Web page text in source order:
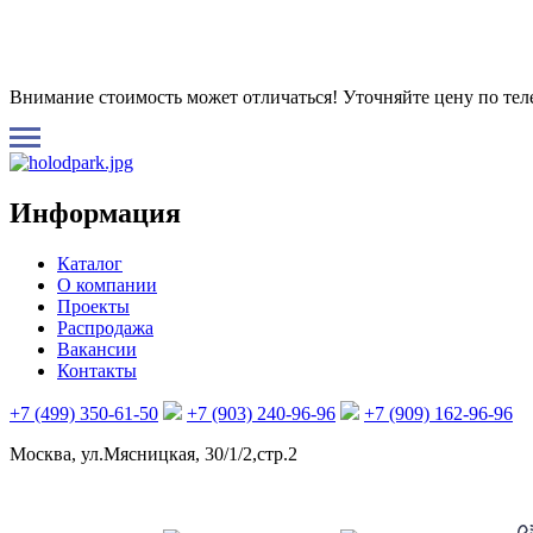
Внимание стоимость может отличаться! Уточняйте цену по
Информация
Каталог
О компании
Проекты
Распродажа
Вакансии
Контакты
+7 (499) 350-61-50 +7 (903) 240-96-96
+7 (909) 162-96-96
Москва, ул.Мясницкая, 30/1/2,стр.2